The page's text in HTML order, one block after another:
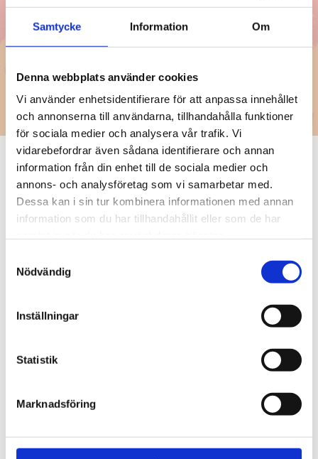
Samtycke Information Om
Denna webbplats använder cookies
Vi använder enhetsidentifierare för att anpassa innehållet
och annonserna till användarna, tillhandahålla funktioner
för sociala medier och analysera vår trafik. Vi
vidarebefordrar även sådana identifierare och annan
information från din enhet till de sociala medier och
annons- och analysföretag som vi samarbetar med.
Dessa kan i sin tur kombinera informationen med annan
information som du har tillhandahållit eller som de har
Nödvändig
Inställningar
Statistik
Marknadsföring
Instruktioner för att känna igen och
( 265,57 KB, PDF )
LADDA
NER
Relaterade produkter